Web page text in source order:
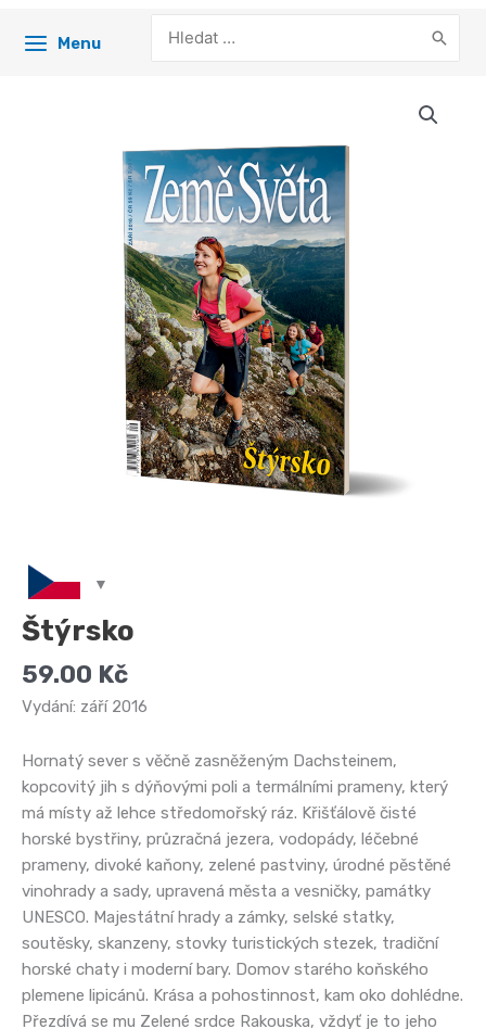
Menu
for:
Štýrsko
59.00 Kč
Vydání: září 2016
Hornatý sever s věčně zasněženým Dachsteinem,
kopcovitý jih s dýňovými poli a termálními prameny, který
má místy až lehce středomořský ráz. Křišťálově čisté
horské bystřiny, průzračná jezera, vodopády, léčebné
prameny, divoké kaňony, zelené pastviny, úrodné pěstěné
vinohrady a sady, upravená města a vesničky, památky
UNESCO. Majestátní hrady a zámky, selské statky,
soutěsky, skanzeny, stovky turistických stezek, tradiční
horské chaty i moderní bary. Domov starého koňského
plemene lipicánů. Krása a pohostinnost, kam oko dohlédne.
Přezdívá se mu Zelené srdce Rakouska, vždyť je to jeho